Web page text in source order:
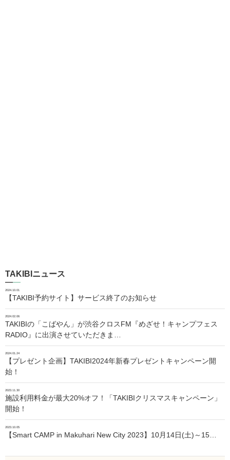
TAKIBIニュース
2024.10.01
【TAKIBI予約サイト】サービス終了のお知らせ
2024.02.06
TAKIBIの「こばやん」が渋谷クロスFM『めざせ！キャンプフェス
RADIO』に出演させていただきま…
2024.01.24
【プレゼント企画】TAKIBI2024年新春プレゼントキャンペーン開
始！
2023.11.30
施設利用料金が最大20%オフ！「TAKIBIクリスマスキャンペーン」
開始！
2023.10.05
【Smart CAMP in Makuhari New City 2023】10月14日(土)～15…